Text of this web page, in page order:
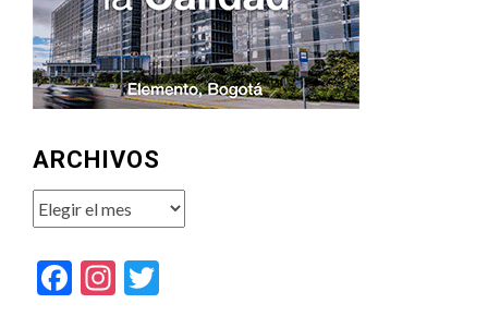
ARCHIVOS
Archivos
Facebook
Instagram